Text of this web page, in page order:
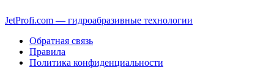
JetProfi.com — гидроабразивные технологии
Обратная связь
Правила
Политика конфиденциальности